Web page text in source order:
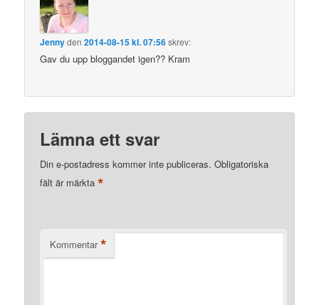
Jennyden2014-08-15 kl. 07:56skrev:
Gav du upp bloggandet igen?? Kram
Lämna ett svar
Din e-postadress kommer inte publiceras. Obligatoriska
fält är märkta*
Kommentar *